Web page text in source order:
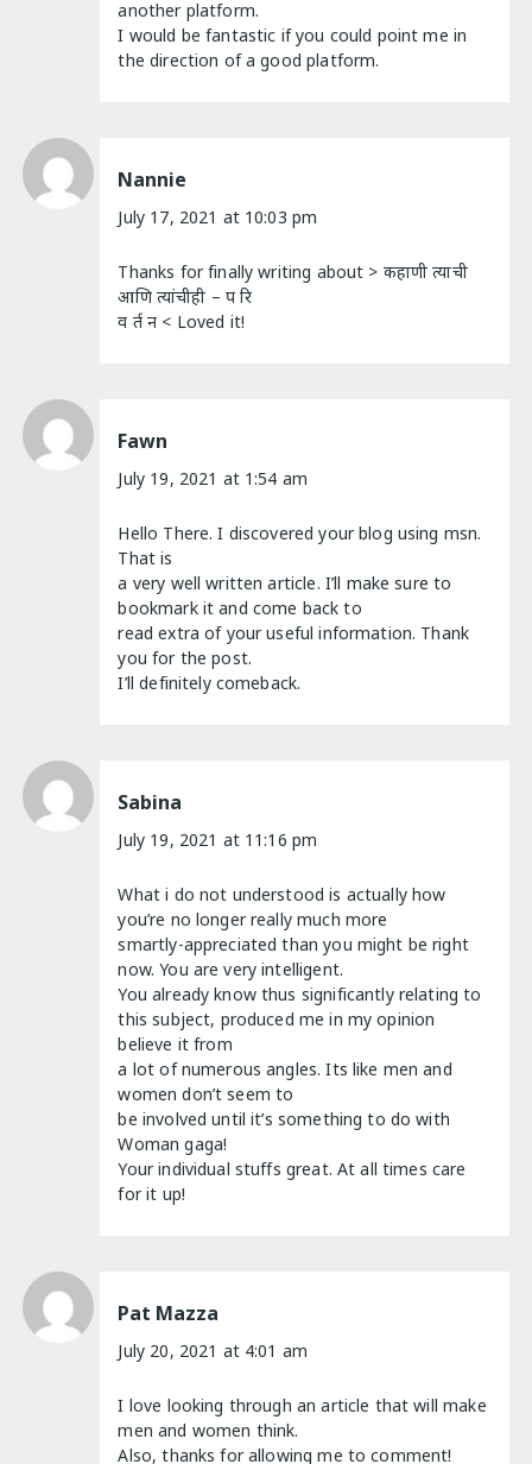
another platform.
I would be fantastic if you could point me in
the direction of a good platform.
Nannie
July 17, 2021 at 10:03 pm
Thanks for finally writing about > कहाणी त्याची
आणि त्यांचीही – प रि
व र्त न < Loved it!
Fawn
July 19, 2021 at 1:54 am
Hello There. I discovered your blog using msn.
That is
a very well written article. I’ll make sure to
bookmark it and come back to
read extra of your useful information. Thank
you for the post.
I’ll definitely comeback.
Sabina
July 19, 2021 at 11:16 pm
What i do not understood is actually how
you’re no longer really much more
smartly-appreciated than you might be right
now. You are very intelligent.
You already know thus significantly relating to
this subject, produced me in my opinion
believe it from
a lot of numerous angles. Its like men and
women don’t seem to
be involved until it’s something to do with
Woman gaga!
Your individual stuffs great. At all times care
for it up!
Pat Mazza
July 20, 2021 at 4:01 am
I love looking through an article that will make
men and women think.
Also, thanks for allowing me to comment!